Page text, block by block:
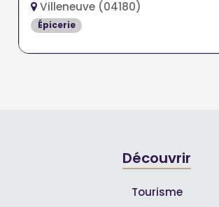
Villeneuve (04180)
Épicerie
Découvrir
Tourisme